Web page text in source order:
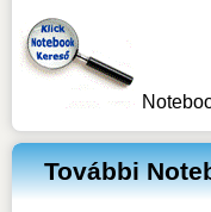
További